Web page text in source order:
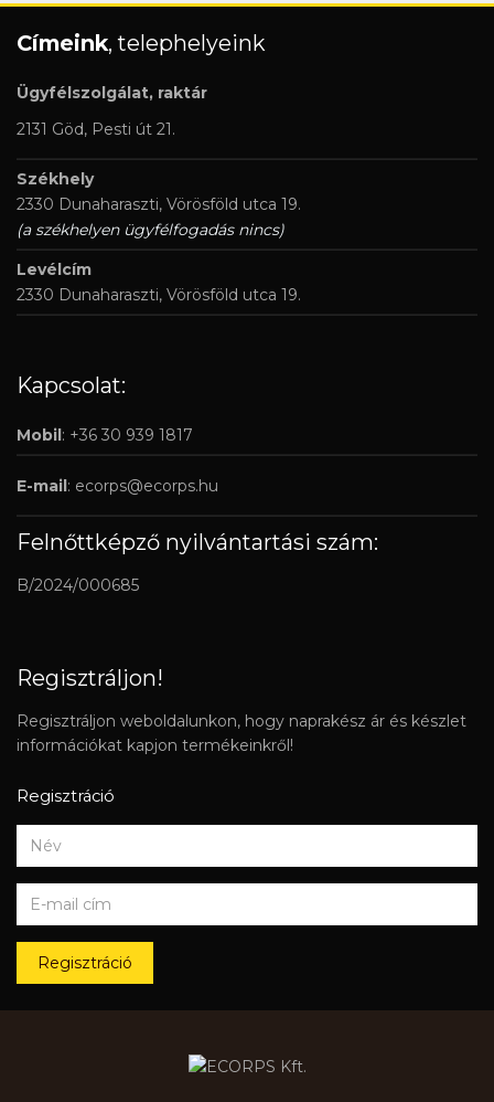
Címeink, telephelyeink
Ügyfélszolgálat, raktár
2131 Göd, Pesti út 21.
Székhely
2330 Dunaharaszti, Vörösföld utca 19.
(a székhelyen ügyfélfogadás nincs)
Levélcím
2330 Dunaharaszti, Vörösföld utca 19.
Kapcsolat:
Mobil: +36 30 939 1817
E-mail: ecorps@ecorps.hu
Felnőttképző nyilvántartási szám:
B/2024/000685
Regisztráljon!
Regisztráljon weboldalunkon, hogy naprakész ár és készlet
információkat kapjon termékeinkről!
Regisztráció
Regisztráció